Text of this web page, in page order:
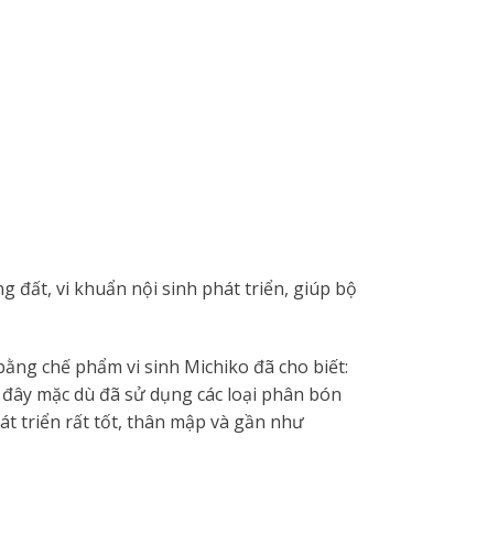
đất, vi khuẩn nội sinh phát triển, giúp bộ
chế phẩm vi sinh Michiko đã cho biết:
mặc dù đã sử dụng các loại phân bón
triển rất tốt, thân mập và gần như